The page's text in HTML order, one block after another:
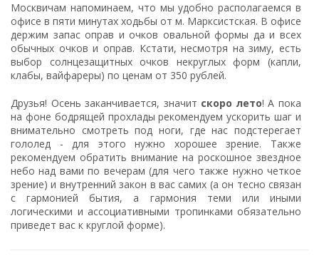
Москвичам напоминаем, что мы удобно располагаемся в
офисе в пяти минутах ходьбы от м. Марксистская. В офисе
держим запас оправ и очков овальной формы да и всех
обычных очков и оправ. Кстати, несмотря на зиму, есть
выбор солнцезащитных очков некруглых форм (капли,
клабы, вайфареры) по ценам от 350 рублей.
Друзья! Осень заканчивается, значит скоро лето! А пока
на фоне бодрящей прохлады рекомендуем ускорить шаг и
внимательно смотреть под ноги, где нас подстерегает
гололед - для этого нужно хорошее зрение. Также
рекомендуем обратить внимание на роскошное звездное
небо над вами по вечерам (для чего также нужно четкое
зрение) и внутренний закон в вас самих (а он тесно связан
с гармонией бытия, а гармония теми или иными
логическими и ассоциативными тропинками обязательно
приведет вас к круглой форме).